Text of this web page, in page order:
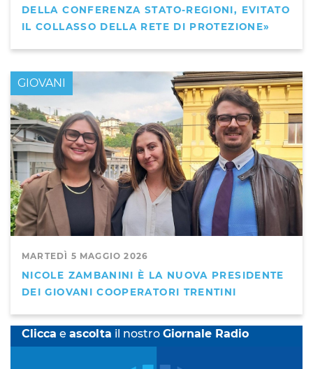
DELLA CONFERENZA STATO-REGIONI, EVITATO
IL COLLASSO DELLA RETE DI PROTEZIONE»
MARTEDÌ 5 MAGGIO 2026
NICOLE ZAMBANINI È LA NUOVA PRESIDENTE
DEI GIOVANI COOPERATORI TRENTINI
GIOVANI
Clicca e ascolta il nostro Giornale Radio